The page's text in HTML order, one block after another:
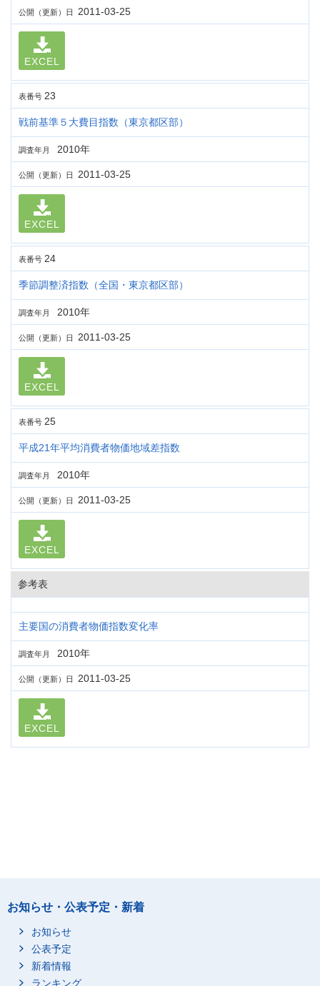
公開（更新）日 2011-03-25
EXCEL
表番号 23
戦前基準５大費目指数（東京都区部）
調査年月 2010年
公開（更新）日 2011-03-25
EXCEL
表番号 24
季節調整済指数（全国・東京都区部）
調査年月 2010年
公開（更新）日 2011-03-25
EXCEL
表番号 25
平成21年平均消費者物価地域差指数
調査年月 2010年
公開（更新）日 2011-03-25
EXCEL
参考表
主要国の消費者物価指数変化率
調査年月 2010年
公開（更新）日 2011-03-25
EXCEL
お知らせ・公表予定・新着
お知らせ
公表予定
新着情報
ランキング